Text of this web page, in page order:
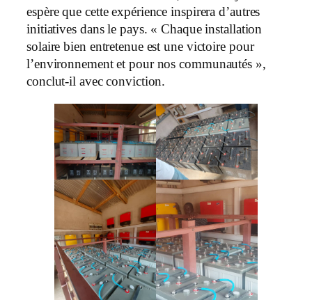
espère que cette expérience inspirera d’autres
initiatives dans le pays. « Chaque installation
solaire bien entretenue est une victoire pour
l’environnement et pour nos communautés »,
conclut-il avec conviction.